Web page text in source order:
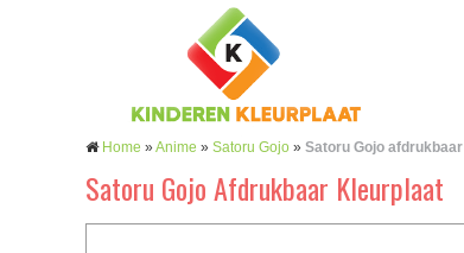
Home »Anime » Satoru Gojo » Satoru Gojo afdrukbaar
Satoru Gojo Afdrukbaar Kleurplaat